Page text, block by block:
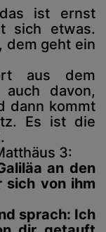
ist ernst
sich etwas.
dem geht ein
aus dem
auch davon,
dann kommt
Es ist die
3:
an den
sich von ihm
sprach: Ich